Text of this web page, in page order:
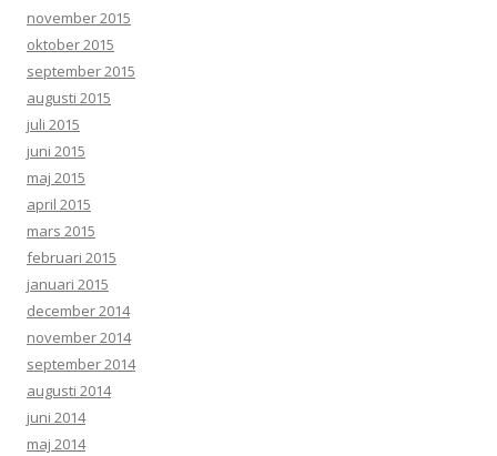
november 2015
oktober 2015
september 2015
augusti 2015
juli 2015
juni 2015
maj 2015
april 2015
mars 2015
februari 2015
januari 2015
december 2014
november 2014
september 2014
augusti 2014
juni 2014
maj 2014